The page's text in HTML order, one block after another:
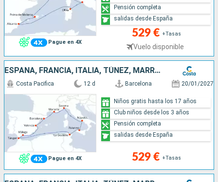
Pague en 4X
529 € +Tasas
Vuelo disponible
Pensión completa
salidas desde España
ESPAÑA, FRANCIA, ITALIA, TÚNEZ, MARRUECOS
Pague en 4X
Costa Pacifica 12 d Barcelona 20/01/2027
529 € +Tasas
Niños gratis hasta los 17 años
Club niños desde los 3 años
Pensión completa
salidas desde España